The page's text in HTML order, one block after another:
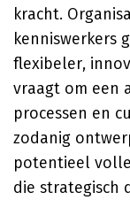
kracht.
kenniswerkers
flexibeler,
vraagt om een
processen en
zodanig
potentieel
die strategisch